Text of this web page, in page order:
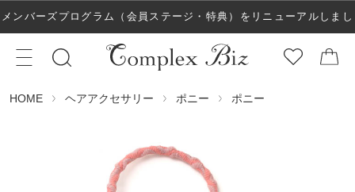
メンバーズプログラム（会員ステージ・特典）をリニューアルしまし
た！
HOME ヘアアクセサリー ポニー ポニー